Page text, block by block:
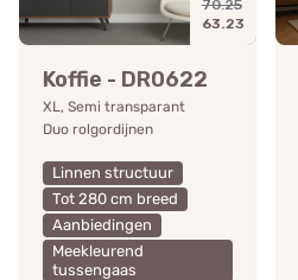
70.25
63.23
Koffie - DR0622
XL, Semi transparant
Duo rolgordijnen
Linnen structuur
Tot 280 cm breed
Aanbiedingen
Meekleurend
tussengaas